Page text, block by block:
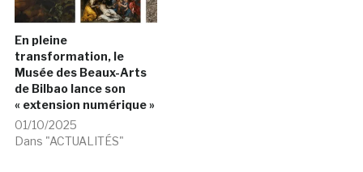
En pleine
transformation, le
Musée des Beaux-Arts
de Bilbao lance son
« extension numérique »
01/10/2025
Dans "ACTUALITÉS"